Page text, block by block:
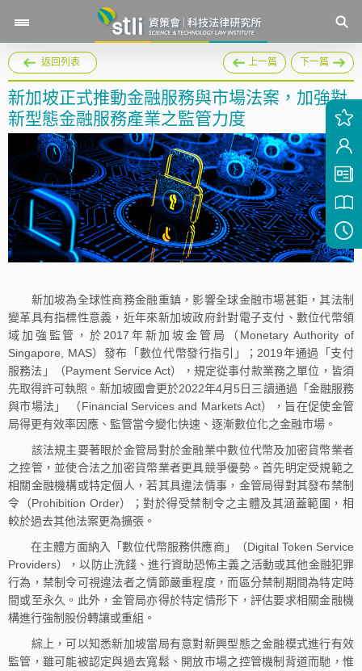
返回列表 上一篇 下一篇
新加坡正式推動金融服務與市場法案，加強對
新型態金融服務產業之監管力度
新加坡為全球性商務金融重鎮，影響全球金融市場甚鉅，其法制
變革具有指標性意義，近年來新加坡政府針對電子支付、數位代幣領
域加強監管，於2017年新加坡金管局（Monetary Authority of
Singapore, MAS）發布「數位代幣發行指引」；2019年通過「支付
服務法」（Payment Service Act），規定從事付款業務之單位，皆須
先取得許可執照。新加坡國會更於2022年4月5日三讀通過「金融服務
與市場法」 （Financial Services and Markets Act），旨在促使金管
局得更有效率因應、監管當今變化快速、逐漸數位化之金融市場。
該法規主要著眼於金管局對於金融業中數位代幣及加密貨幣業者
之控管，並使合法之加密貨幣業者更具競爭優勢。首先明定受規範之
相關金融機構或特定個人，若其具違法情事，金管局得對其發布禁制
令（Prohibition Order）；對於得受禁制令之主體及其涵蓋範圍，相
較於過去其他法案更為擴張。
在主體方面納入「數位代幣服務供應商」（Digital Token Service
Providers），以防止洗錢、進行資助恐怖主義之活動或其他金融犯罪
行為，禁制令可視違法者之情節嚴重程度，而區分禁制期間為特定時
間或至永久。此外，金管局亦得於特定情形下，評估要求相關金融機
構進行強制股份轉讓或重組。
綜上，可以知悉新加坡當局有意對新興型態之金融模式進行有效
監管，雖可能被認定與過去寬鬆、開放市場之控管機制背道而馳，惟